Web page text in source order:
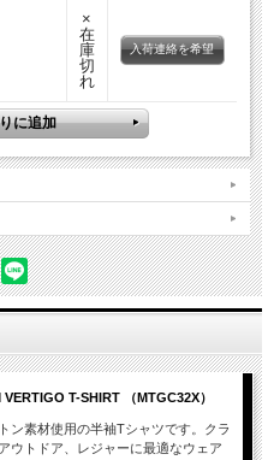
×
在
庫
切
れ
入荷連絡を希望
T-SHIRT （MTGC32X）
ン素材使用の半袖Tシャツです。クラ
ウトドア、レジャーに最適なウェア